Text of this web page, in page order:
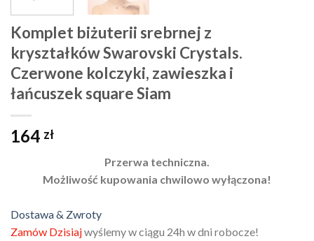
Komplet biżuterii srebrnej z
kryształków Swarovski Crystals.
Czerwone kolczyki, zawieszka i
łańcuszek square Siam
164 zł
Przerwa techniczna.
Możliwość kupowania chwilowo wyłączona!
Dostawa & Zwroty
Zamów Dzisiajwyślemy w ciągu 24h w dni robocze!